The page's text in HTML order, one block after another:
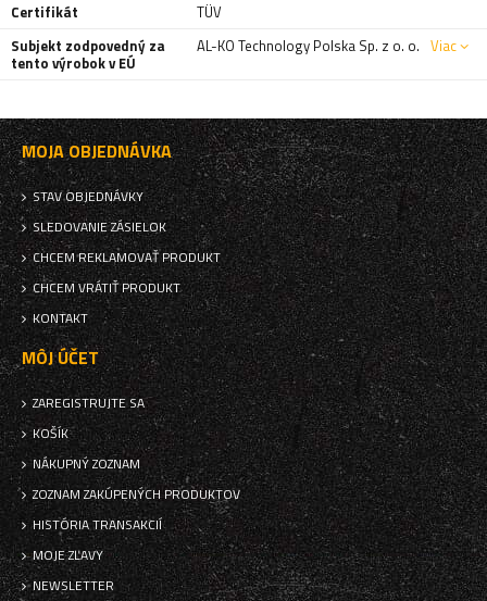
Certifikát
TÜV
Subjekt zodpovedný za
tento výrobok v EÚ
AL-KO Technology Polska Sp. z o. o. Viac
MOJA OBJEDNÁVKA
STAV OBJEDNÁVKY
SLEDOVANIE ZÁSIELOK
CHCEM REKLAMOVAŤ PRODUKT
CHCEM VRÁTIŤ PRODUKT
KONTAKT
MÔJ ÚČET
ZAREGISTRUJTE SA
KOŠÍK
NÁKUPNÝ ZOZNAM
ZOZNAM ZAKÚPENÝCH PRODUKTOV
HISTÓRIA TRANSAKCIÍ
MOJE ZĽAVY
NEWSLETTER